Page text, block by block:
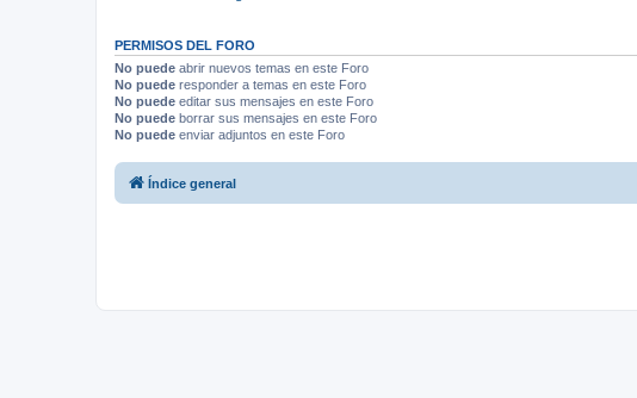
PERMISOS DEL FORO
No puede abrir nuevos temas en este Foro
No puede responder a temas en este Foro
No puede editar sus mensajes en este Foro
No puede borrar sus mensajes en este Foro
No puede enviar adjuntos en este Foro
Índice general